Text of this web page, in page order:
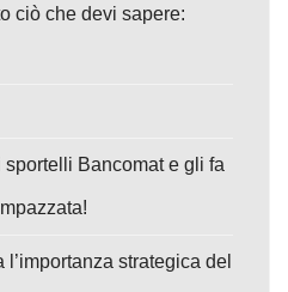
ciò che devi sapere:
Bancomat e gli fa
strategica del